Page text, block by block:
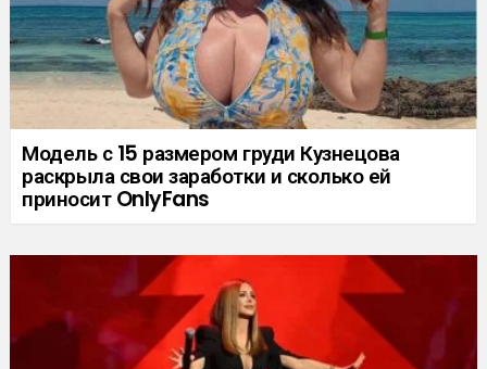
Модель с 15 размером груди Кузнецова
раскрыла свои заработки и сколько ей
приносит OnlyFans